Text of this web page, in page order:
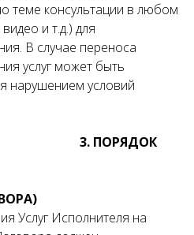
теме консультации в любом
и т.д.) для
В случае переноса
услуг может быть
нарушением условий
Услуг Исполнителя на